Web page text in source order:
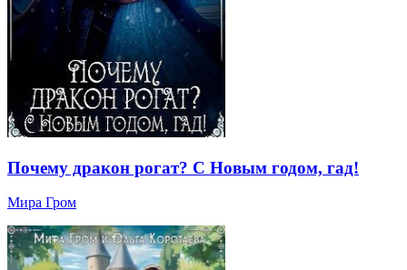
Почему дракон рогат? С Новым годом, гад!
Мира Гром